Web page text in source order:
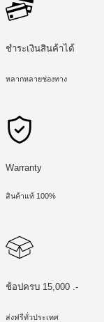
ชำระเงินสินค้าได้
หลากหลายช่องทาง
Warranty
สินค้าแท้ 100%
ช้อปครบ 15,000 .-
ส่งฟรีทั่วประเทศ